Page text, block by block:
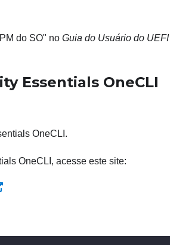
do SO no Guia do Usuário do UEFI
Essentials OneCLI
OneCLI .
OneCLI , acesse este site: